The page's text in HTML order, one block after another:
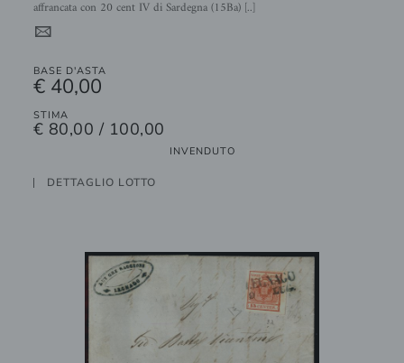
affrancata con 20 cent IV di Sardegna (15Ba) [..]
4
BASE D'ASTA
€ 40,00
STIMA
€ 80,00 / 100,00
INVENDUTO
DETTAGLIO LOTTO